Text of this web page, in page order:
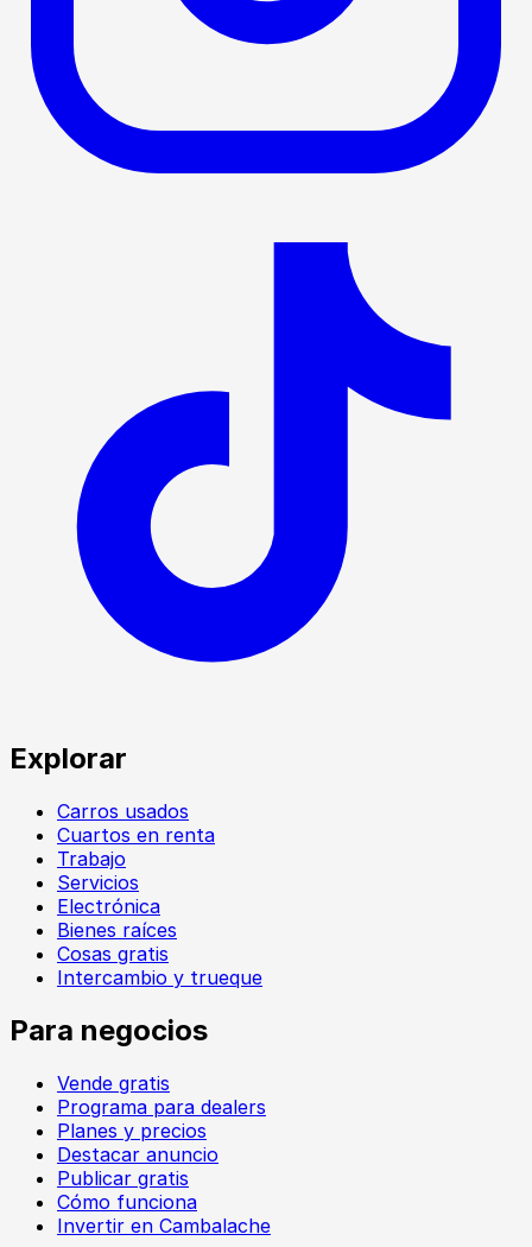
Explorar
Carros usados
Cuartos en renta
Trabajo
Servicios
Electrónica
Bienes raíces
Cosas gratis
Intercambio y trueque
Para negocios
Vende gratis
Programa para dealers
Planes y precios
Destacar anuncio
Publicar gratis
Cómo funciona
Invertir en Cambalache